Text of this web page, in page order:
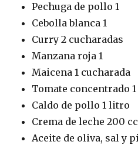
Pechuga de pollo 1
Cebolla blanca 1
Curry 2 cucharadas
Manzana roja 1
Maicena 1 cucharada
Tomate concentrado
Caldo de pollo 1 litro
Crema de leche 200 cc
Aceite de oliva, sal y